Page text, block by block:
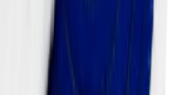
удаление дефектов без
слоя.
полировальными пастами и
креплению Velcro.